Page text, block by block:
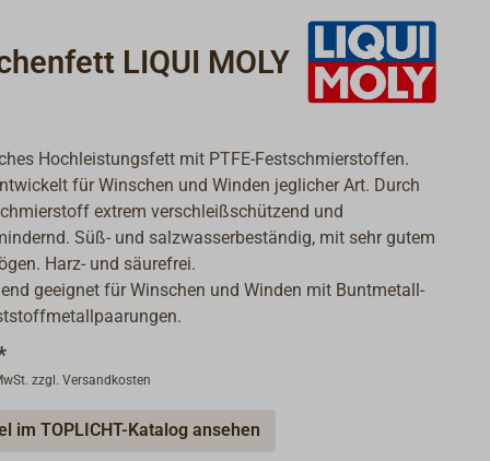
LIQUI MOLY
Hochleistungsfett mit PTFE-Festschmierstoffen.
für Winschen und Winden jeglicher Art. Durch
extrem verschleißschützend und
Süß- und salzwasserbeständig, mit sehr gutem
Harz- und säurefrei.
geeignet für Winschen und Winden mit Buntmetall-
zzgl. Versandkosten
im TOPLICHT-Katalog ansehen